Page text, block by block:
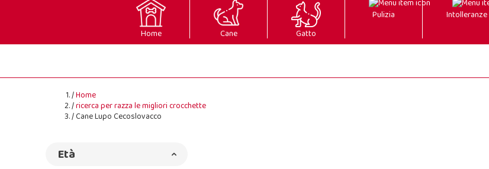
Home Cane Gatto
Pulizia Intolleranze
Home
ricerca per razza le migliori crocchette
Cane Lupo Cecoslovacco
Età